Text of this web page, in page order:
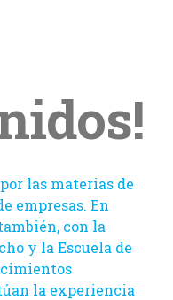
las materias de
empresas. En
con la
y la Escuela de
la experiencia